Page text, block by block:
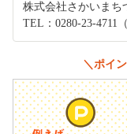
株式会社さかいまち
TEL：0280-23-4711
＼ポイ